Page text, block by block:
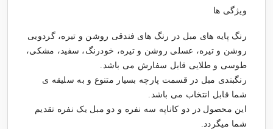
ویژگی ها
رنگ پایه های مبل در رنگ های فندقی روشن و تیره، گردویی
روشن و تیره، عسلی روشن و تیره، خودرنگ، سفید، مشکی،
طوسی و طلایی قابل سفارش می باشد.
رنگبندی مبل در قسمت پارچه بسیار متنوع و به سلیقه ی
شما قابل انتخاب می باشد.
این محصول در دو کاناپه سه نفره و دو مبل یک نفره تقدیم
شما میگردد.